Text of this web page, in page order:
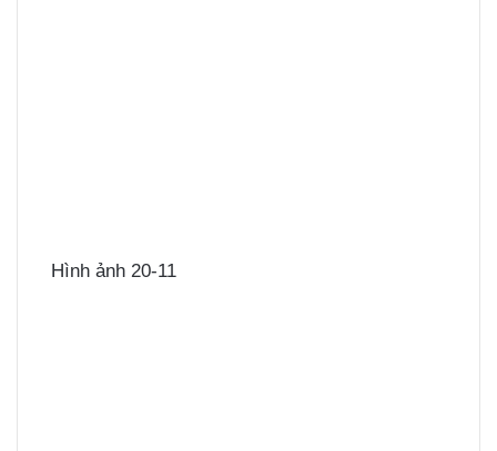
Hình ảnh 20-11